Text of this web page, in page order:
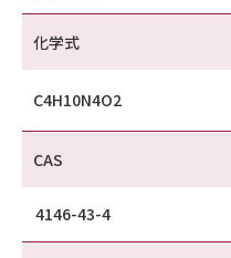
化学式
C4H10N4O2
CAS
4146-43-4